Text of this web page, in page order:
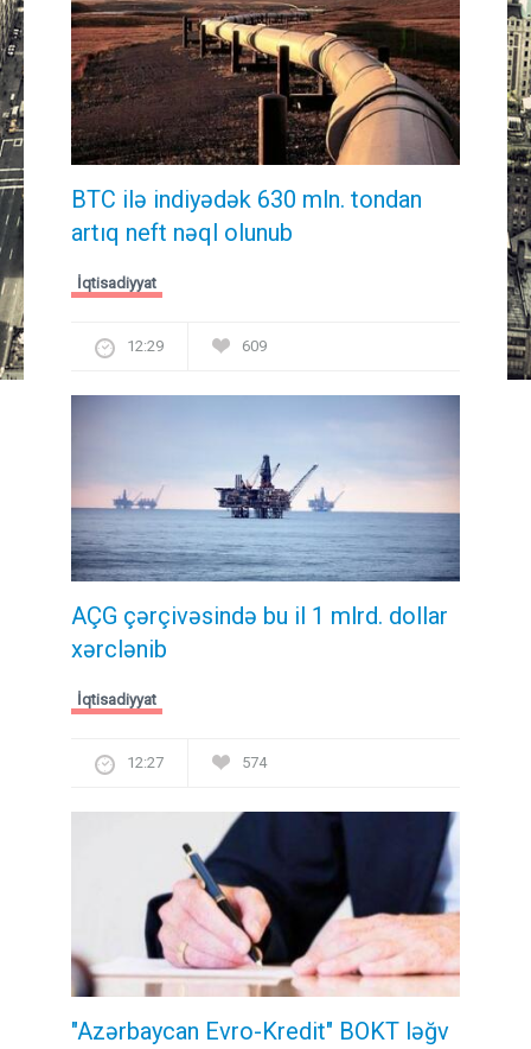
BTC ilə indiyədək 630 mln. tondan
artıq neft nəql olunub
İqtisadiyyat
12:29 609
AÇG çərçivəsində bu il 1 mlrd. dollar
xərclənib
İqtisadiyyat
12:27 574
"Azərbaycan Evro-Kredit" BOKT ləğv